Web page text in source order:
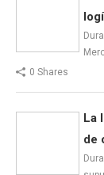
0 Shares
La
de